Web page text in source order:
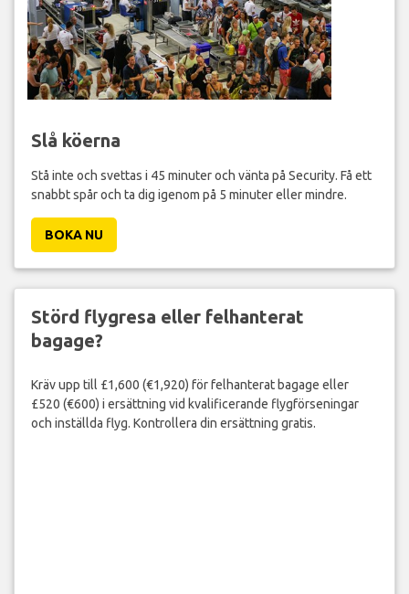
Slå köerna
Stå inte och svettas i 45 minuter och vänta på Security. Få ett
snabbt spår och ta dig igenom på 5 minuter eller mindre.
BOKA NU
Störd flygresa eller felhanterat
bagage?
Kräv upp till £1,600 (€1,920) för felhanterat bagage eller
£520 (€600) i ersättning vid kvalificerande flygförseningar
och inställda flyg. Kontrollera din ersättning gratis.